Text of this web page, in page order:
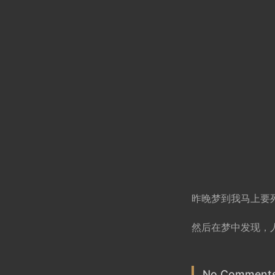
昨晚梦到我马上要
然后在梦中发现，